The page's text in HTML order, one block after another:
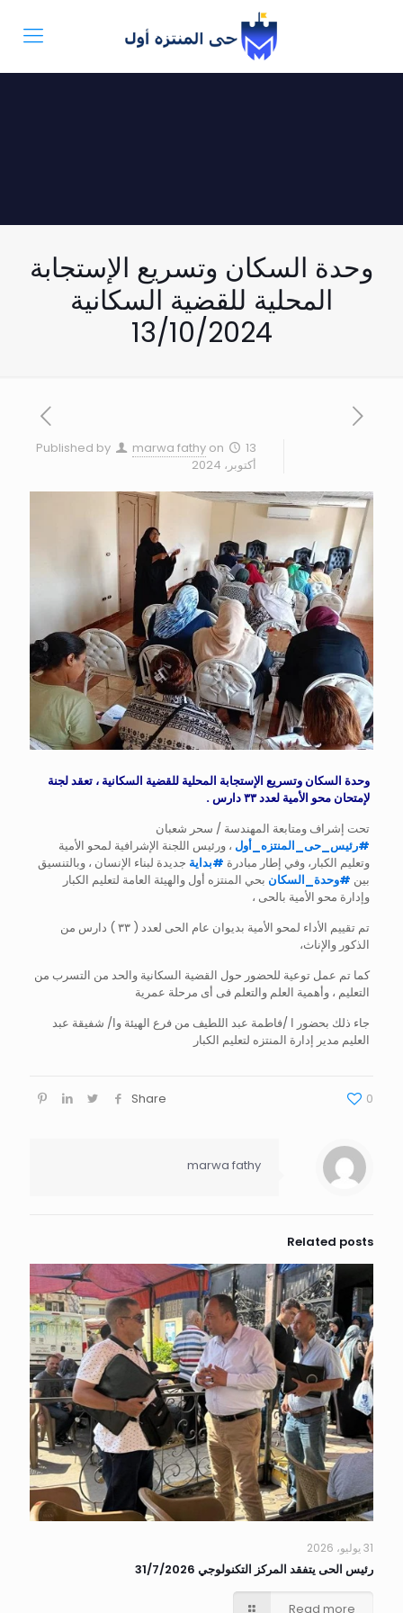
وحدة السكان وتسريع الإستجابة
المحلية للقضية السكانية
13/10/2024
Published by marwa fathy on
13
أكتوبر، 2024
وحدة السكان وتسريع الإستجابة المحلية للقضية السكانية ، تعقد لجنة
لإمتحان محو الأمية لعدد ٣٣ دارس .
تحت إشراف ومتابعة المهندسة / سحر شعبان
#رئيس_حى_المنتزه_أول ، ورئيس اللجنة الإشرافية لمحو الأمية
وتعليم الكبار، وفي إطار مبادرة #بداية جديدة لبناء الإنسان ، وبالتنسيق
بين #وحدة_السكان بحي المنتزه أول والهيئة العامة لتعليم الكبار
وإدارة محو الأمية بالحى ،
تم تقييم الأداء لمحو الأمية بديوان عام الحى لعدد ( ٣٣ ) دارس من
الذكور والإناث،
كما تم عمل توعية للحضور حول القضية السكانية والحد من التسرب من
التعليم ، وأهمية العلم والتعلم فى أى مرحلة عمرية
جاء ذلك بحضور ا /فاطمة عبد اللطيف من فرع الهيئة وا/ شفيقة عبد
العليم مدير إدارة المنتزه لتعليم الكبار
Share 0
marwa fathy
Related posts
31 يوليو، 2026
رئيس الحى يتفقد المركز التكنولوجي 31/7/2026
Read more